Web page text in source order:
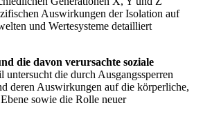
Auswirkungen der Isolation auf
und Wertesysteme detailliert
die davon verursachte soziale
untersucht die durch Ausgangssperren
deren Auswirkungen auf die körperliche,
sowie die Rolle neuer